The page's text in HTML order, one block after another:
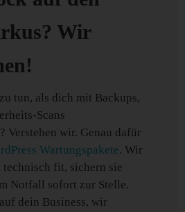
Wir
tun, als dich mit Backups,
Scans
Verstehen wir. Genau dafür
Wartungspakete. Wir
technisch fit, sichern sie
Notfall sofort zur Stelle.
dein Business, wir